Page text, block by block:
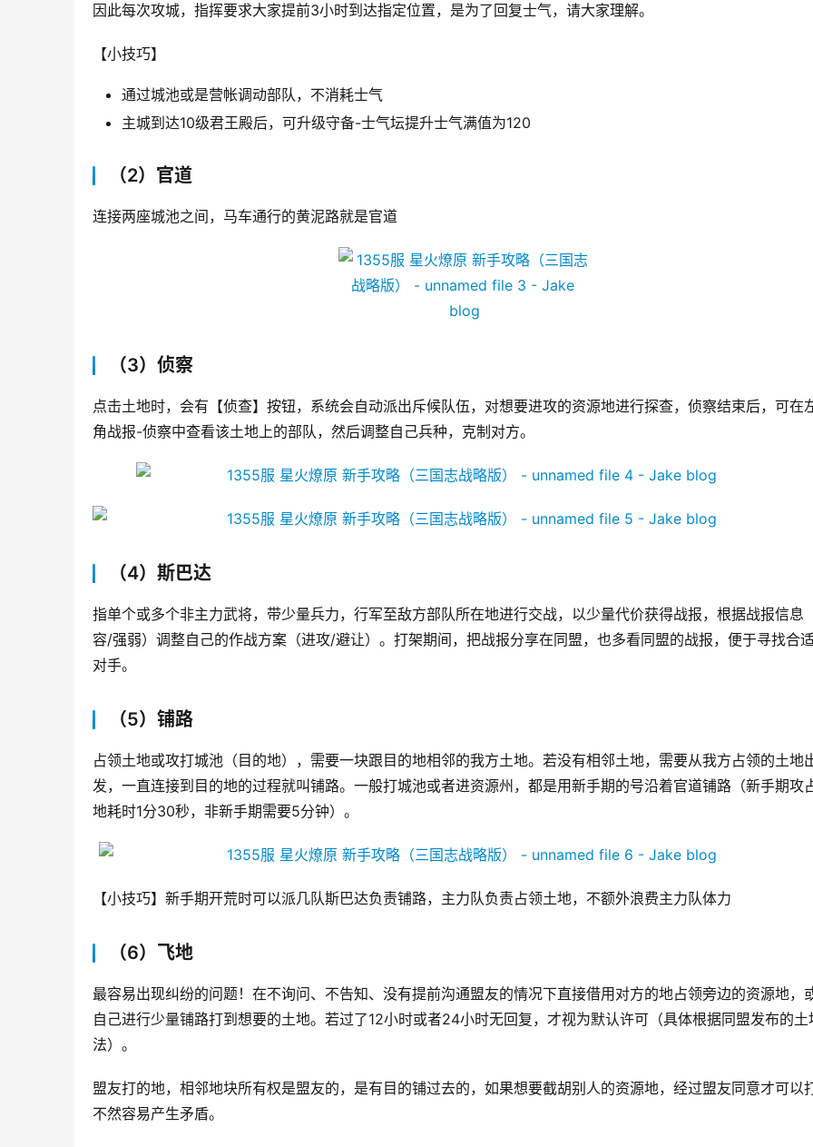
因此每次攻城，指挥要求大家提前3小时到达指定位置，是为了回复士气，请大家理解。
【小技巧】
通过城池或是营帐调动部队，不消耗士气
主城到达10级君王殿后，可升级守备-士气坛提升士气满值为120
（2）官道
连接两座城池之间，马车通行的黄泥路就是官道
（3）侦察
点击土地时，会有【侦查】按钮，系统会自动派出斥候队伍，对想要进攻的资源地进行探查，侦察结束后，可在
角战报-侦察中查看该土地上的部队，然后调整自己兵种，克制对方。
（4）斯巴达
指单个或多个非主力武将，带少量兵力，行军至敌方部队所在地进行交战，以少量代价获得战报，根据战报信息
容/强弱）调整自己的作战方案（进攻/避让）。打架期间，把战报分享在同盟，也多看同盟的战报，便于寻找合
对手。
（5）铺路
占领土地或攻打城池（目的地），需要一块跟目的地相邻的我方土地。若没有相邻土地，需要从我方占领的土地
发，一直连接到目的地的过程就叫铺路。一般打城池或者进资源州，都是用新手期的号沿着官道铺路（新手期攻
地耗时1分30秒，非新手期需要5分钟）。
【小技巧】新手期开荒时可以派几队斯巴达负责铺路，主力队负责占领土地，不额外浪费主力队体力
（6）飞地
最容易出现纠纷的问题！在不询问、不告知、没有提前沟通盟友的情况下直接借用对方的地占领旁边的资源地，
自己进行少量铺路打到想要的土地。若过了12小时或者24小时无回复，才视为默认许可（具体根据同盟发布的土
法）。
盟友打的地，相邻地块所有权是盟友的，是有目的铺过去的，如果想要截胡别人的资源地，经过盟友同意才可以打
不然容易产生矛盾。